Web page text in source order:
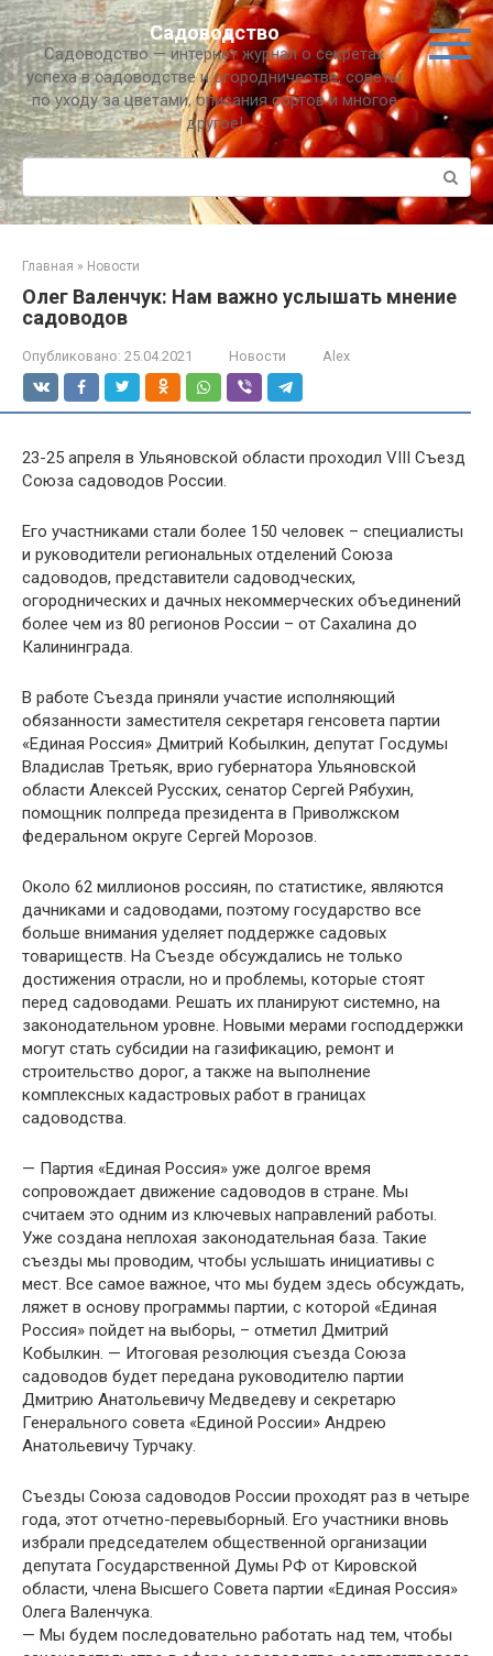
Перейти
к
контенту
Садоводство
Садоводство — интернет журнал о секретах
успеха в садоводстве и огородничестве, советы
по уходу за цветами, описания сортов и многое
другое!
Поиск:
Главная » Новости
Олег Валенчук: Нам важно услышать мнение
садоводов
Опубликовано: 25.04.2021 Новости Alex
23-25 апреля в Ульяновской области проходил VIII Съезд
Союза садоводов России.
Его участниками стали более 150 человек – специалисты
и руководители региональных отделений Союза
садоводов, представители садоводческих,
огороднических и дачных некоммерческих объединений
более чем из 80 регионов России – от Сахалина до
Калининграда.
В работе Съезда приняли участие исполняющий
обязанности заместителя секретаря генсовета партии
«Единая Россия» Дмитрий Кобылкин, депутат Госдумы
Владислав Третьяк, врио губернатора Ульяновской
области Алексей Русских, сенатор Сергей Рябухин,
помощник полпреда президента в Приволжском
федеральном округе Сергей Морозов.
Около 62 миллионов россиян, по статистике, являются
дачниками и садоводами, поэтому государство все
больше внимания уделяет поддержке садовых
товариществ. На Съезде обсуждались не только
достижения отрасли, но и проблемы, которые стоят
перед садоводами. Решать их планируют системно, на
законодательном уровне. Новыми мерами господдержки
могут стать субсидии на газификацию, ремонт и
строительство дорог, а также на выполнение
комплексных кадастровых работ в границах
садоводства.
— Партия «Единая Россия» уже долгое время
сопровождает движение садоводов в стране. Мы
считаем это одним из ключевых направлений работы.
Уже создана неплохая законодательная база. Такие
съезды мы проводим, чтобы услышать инициативы с
мест. Все самое важное, что мы будем здесь обсуждать,
ляжет в основу программы партии, с которой «Единая
Россия» пойдет на выборы, – отметил Дмитрий
Кобылкин. — Итоговая резолюция съезда Союза
садоводов будет передана руководителю партии
Дмитрию Анатольевичу Медведеву и секретарю
Генерального совета «Единой России» Андрею
Анатольевичу Турчаку.
Съезды Союза садоводов России проходят раз в четыре
года, этот отчетно-перевыборный. Его участники вновь
избрали председателем общественной организации
депутата Государственной Думы РФ от Кировской
области, члена Высшего Совета партии «Единая Россия»
Олега Валенчука.
— Мы будем последовательно работать над тем, чтобы